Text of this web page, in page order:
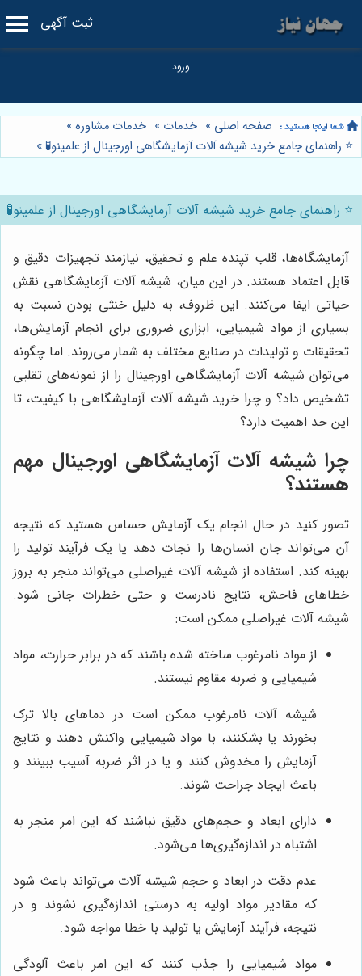
ثبت آگهی
صفحه اصلی » خدمات » خدمات مشاوره»
⭐️ راهنمای جامع خرید شیشه آلات آزمایشگاهی اورجینال از علمینو🧪 »
⭐️ راهنمای جامع خرید شیشه آلات آزمایشگاهی اورجینال از علمینو🧪
آزمایشگاه‌ها، قلب تپنده علم و تحقیق، نیازمند تجهیزات دقیق و
قابل اعتماد هستند. در این میان، شیشه آلات آزمایشگاهی نقش
حیاتی ایفا می‌کنند. این ظروف، به دلیل خنثی بودن نسبت به
بسیاری از مواد شیمیایی، ابزاری ضروری برای انجام آزمایش‌ها،
تحقیقات و تولیدات در صنایع مختلف به شمار می‌روند. اما چگونه
می‌توان شیشه آلات آزمایشگاهی اورجینال را از نمونه‌های تقلبی
تشخیص داد؟ و چرا خرید شیشه آلات آزمایشگاهی با کیفیت، تا
این حد اهمیت دارد؟
چرا شیشه آلات آزمایشگاهی اورجینال مهم
هستند؟
تصور کنید در حال انجام یک آزمایش حساس هستید که نتیجه
آن می‌تواند جان انسان‌ها را نجات دهد یا یک فرآیند تولید را
بهینه کند. استفاده از شیشه آلات غیراصلی می‌تواند منجر به بروز
خطاهای فاحش، نتایج نادرست و حتی خطرات جانی شود.
شیشه آلات غیراصلی ممکن است:
از مواد نامرغوب ساخته شده باشند که در برابر حرارت، مواد
شیمیایی و ضربه مقاوم نیستند.
شیشه آلات نامرغوب ممکن است در دماهای بالا ترک
بخورند یا بشکنند، با مواد شیمیایی واکنش دهند و نتایج
آزمایش را مخدوش کنند و یا در اثر ضربه آسیب ببینند و
باعث ایجاد جراحت شوند.
دارای ابعاد و حجم‌های دقیق نباشند که این امر منجر به
اشتباه در اندازه‌گیری‌ها می‌شود.
عدم دقت در ابعاد و حجم شیشه آلات می‌تواند باعث شود
که مقادیر مواد اولیه به درستی اندازه‌گیری نشوند و در
نتیجه، فرآیند آزمایش یا تولید با خطا مواجه شود.
مواد شیمیایی را جذب کنند که این امر باعث آلودگی